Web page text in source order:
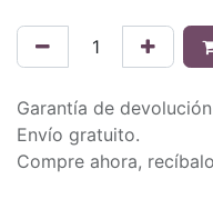
Garantía de
Envío gratuito.
Compre ahora,